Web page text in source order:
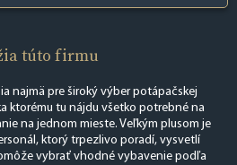
túto firmu
najmä pre široký výber potápačskej
ktorému tu nájdu všetko potrebné na
na jednom mieste. Veľkým plusom je
ktorý trpezlivo poradí, vysvetlí
vybrať vhodné vybavenie podľa